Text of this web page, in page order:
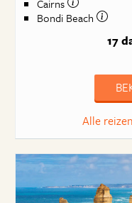
Cairns
Bondi Beach
17
Alle